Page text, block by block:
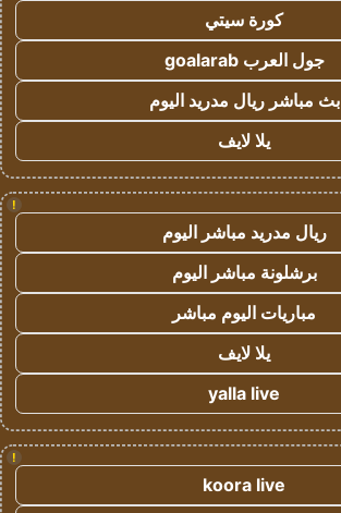
كورة سيتي
جول العرب goalarab
بث مباشر ريال مدريد اليوم
يلا لايف
!
ريال مدريد مباشر اليوم
برشلونة مباشر اليوم
مباريات اليوم مباشر
يلا لايف
yalla live
!
koora live